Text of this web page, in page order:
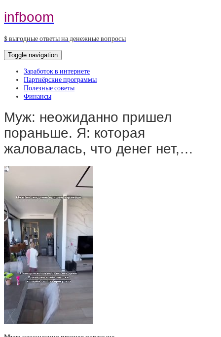
infboom
$ выгодные ответы на денежные вопросы
Toggle navigation
Заработок в интернете
Партнёрские программы
Полезные советы
Финансы
Муж: неожиданно пришел
пораньше. Я: которая
жаловалась, что денег нет,…